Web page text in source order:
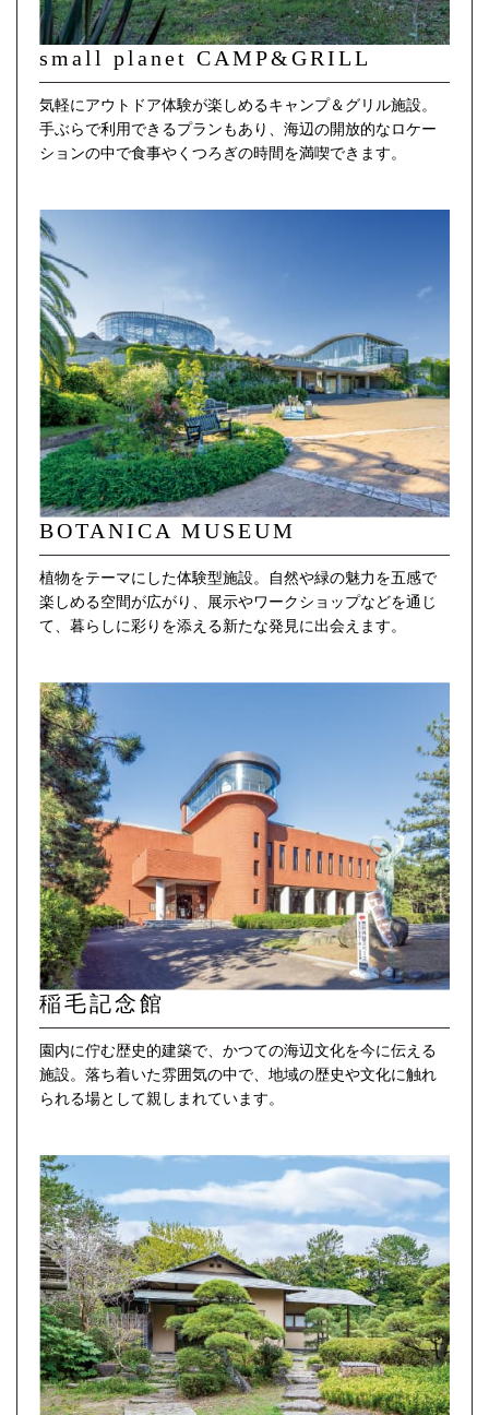
small planet CAMP&GRILL
気軽にアウトドア体験が楽しめるキャンプ＆グリル施設。
手ぶらで利用できるプランもあり、海辺の開放的なロケー
ションの中で食事やくつろぎの時間を満喫できます。
BOTANICA MUSEUM
植物をテーマにした体験型施設。自然や緑の魅力を五感で
楽しめる空間が広がり、展示やワークショップなどを通じ
て、暮らしに彩りを添える新たな発見に出会えます。
稲毛記念館
園内に佇む歴史的建築で、かつての海辺文化を今に伝える
施設。落ち着いた雰囲気の中で、地域の歴史や文化に触れ
られる場として親しまれています。